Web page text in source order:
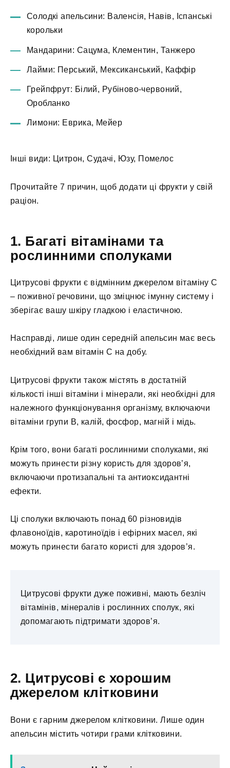
Солодкі апельсини: Валенсія, Навів, Іспанські
корольки
Мандарини: Сацума, Клементин, Танжеро
Лайми: Перський, Мексиканський, Каффір
Грейпфрут: Білий, Рубіново-червоний,
Оробланко
Лимони: Еврика, Мейер
Інші види: Цитрон, Судачі, Юзу, Помелос
Прочитайте 7 причин, щоб додати ці фрукти у свій
раціон.
1. Багаті вітамінами та
рослинними сполуками
Цитрусові фрукти є відмінним джерелом вітаміну С
– поживної речовини, що зміцнює імунну систему і
зберігає вашу шкіру гладкою і еластичною.
Насправді, лише один середній апельсин має весь
необхідний вам вітамін С на добу.
Цитрусові фрукти також містять в достатній
кількості інші вітаміни і мінерали, які необхідні для
належного функціонування організму, включаючи
вітаміни групи В, калій, фосфор, магній і мідь.
Крім того, вони багаті рослинними сполуками, які
можуть принести різну користь для здоров’я,
включаючи протизапальні та антиоксидантні
ефекти.
Ці сполуки включають понад 60 різновидів
флавоноїдів, каротиноїдів і ефірних масел, які
можуть принести багато користі для здоров’я.
Цитрусові фрукти дуже поживні, мають безліч
вітамінів, мінералів і рослинних сполук, які
допомагають підтримати здоров’я.
2. Цитрусові є хорошим
джерелом клітковини
Вони є гарним джерелом клітковини. Лише один
апельсин містить чотири грами клітковини.